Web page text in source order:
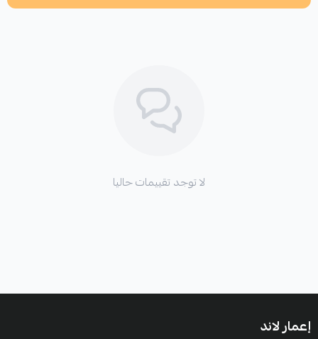
اطلب المنتج
لا توجد تقييمات حاليا
إعمار لاند